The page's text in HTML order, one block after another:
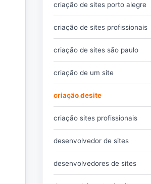
criação de sites porto alegre
criação de sites profissionais
criação de sites são paulo
criação de um site
criação desite
criação sites profissionais
desenvolvedor de sites
desenvolvedores de sites